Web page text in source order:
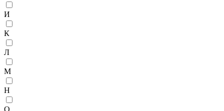
И
К
Л
М
Н
О